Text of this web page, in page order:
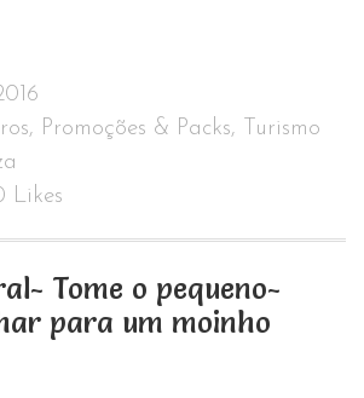
, Promoções & Packs,
Turismo
Likes
Tome o pequeno-
para um moinho